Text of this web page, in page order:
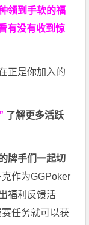
领到手软的福
有没有收到惊
正是你加入的
” 了解更多活跃
牌手们一起切
克作为GGPoker
福利反馈活
任务就可以获